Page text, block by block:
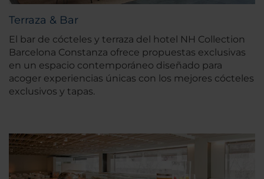
Terraza & Bar
El bar de cócteles y terraza del hotel NH Collection
Barcelona Constanza ofrece propuestas exclusivas
en un espacio contemporáneo diseñado para
acoger experiencias únicas con los mejores cócteles
exclusivos y tapas.